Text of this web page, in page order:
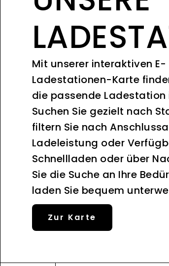
Mit unserer interaktiven E-
Ladestationen-Karte
die passende Ladestation
Suchen Sie gezielt nach
filtern Sie nach
Ladeleistung oder
Schnellladen oder über
Sie die Suche an Ihre
laden Sie bequem
Zur Karte